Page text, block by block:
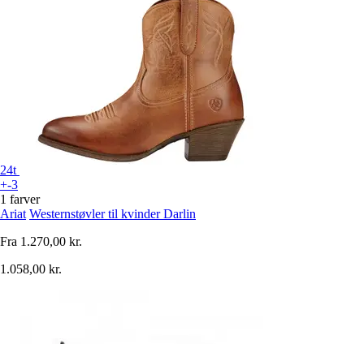
24t
+-3
1 farver
Ariat Westernstøvler til kvinder Darlin
Fra 1.270,00 kr.
1.058,00 kr.